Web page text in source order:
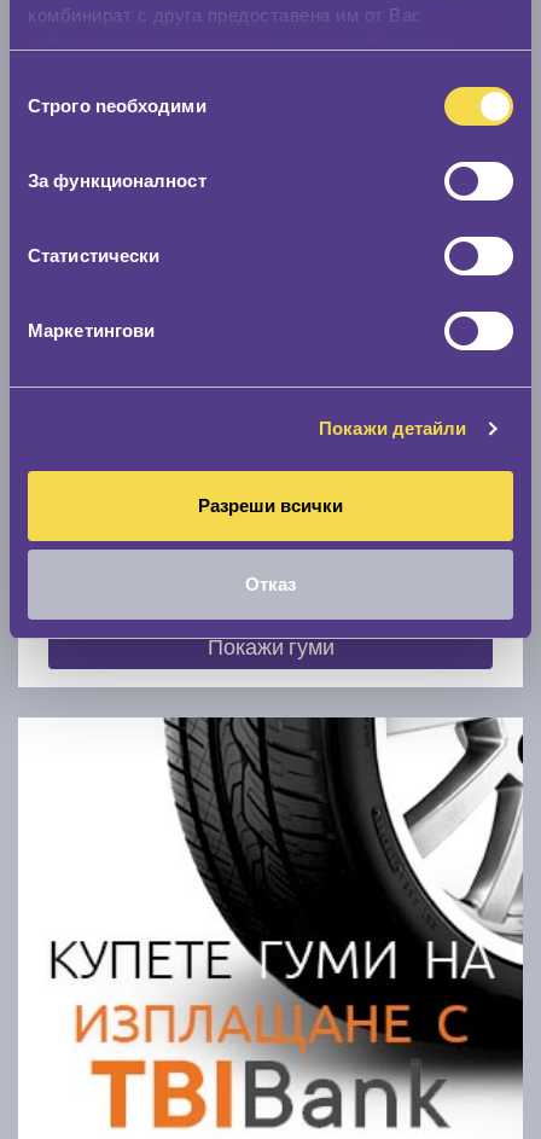
комбинират с друга предоставена им от Вас
наСтрого nеобходими
За функционалност
Статистически
Маркетингови
Покажи детайли
Разреши всички
Отказ
Модел
Покажи гуми